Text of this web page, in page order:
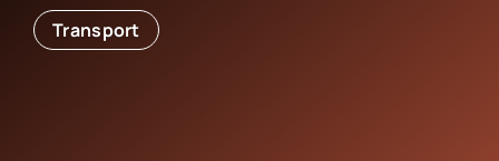
Transport